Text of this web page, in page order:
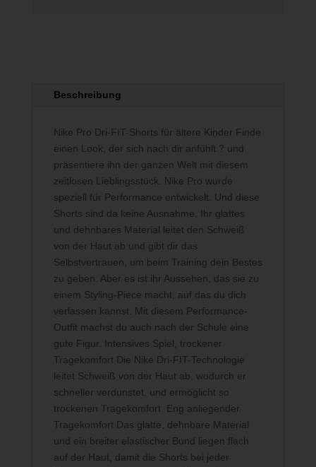
Beschreibung
Nike Pro Dri-FIT-Shorts für ältere Kinder Finde
einen Look, der sich nach dir anfühlt ? und
präsentiere ihn der ganzen Welt mit diesem
zeitlosen Lieblingsstück. Nike Pro wurde
speziell für Performance entwickelt. Und diese
Shorts sind da keine Ausnahme. Ihr glattes
und dehnbares Material leitet den Schweiß
von der Haut ab und gibt dir das
Selbstvertrauen, um beim Training dein Bestes
zu geben. Aber es ist ihr Aussehen, das sie zu
einem Styling-Piece macht, auf das du dich
verlassen kannst. Mit diesem Performance-
Outfit machst du auch nach der Schule eine
gute Figur. Intensives Spiel, trockener
Tragekomfort Die Nike Dri-FIT-Technologie
leitet Schweiß von der Haut ab, wodurch er
schneller verdunstet, und ermöglicht so
trockenen Tragekomfort. Eng anliegender
Tragekomfort Das glatte, dehnbare Material
und ein breiter elastischer Bund liegen flach
auf der Haut, damit die Shorts bei jeder